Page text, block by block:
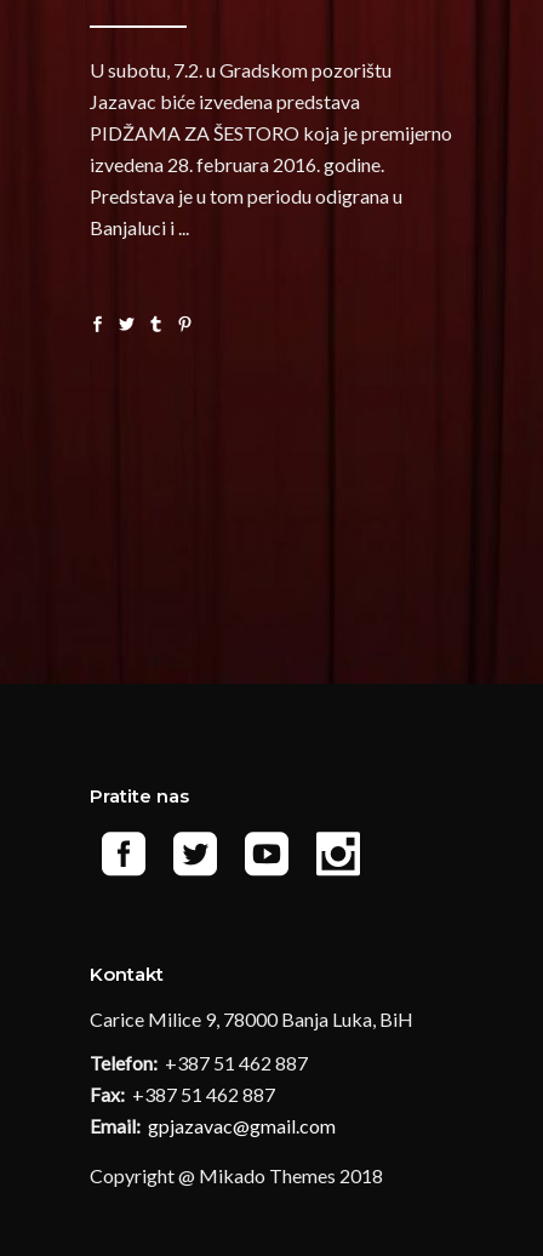
U subotu, 7.2. u Gradskom pozorištu
Jazavac biće izvedena predstava
PIDŽAMA ZA ŠESTORO koja je premijerno
izvedena 28. februara 2016. godine.
Predstava je u tom periodu odigrana u
Banjaluci i
Pratite nas
Kontakt
Carice Milice 9, 78000 Banja Luka, BiH
Telefon: +387 51 462 887
Fax: +387 51 462 887
Email: gpjazavac@gmail.com
Copyright @ Mikado Themes 2018